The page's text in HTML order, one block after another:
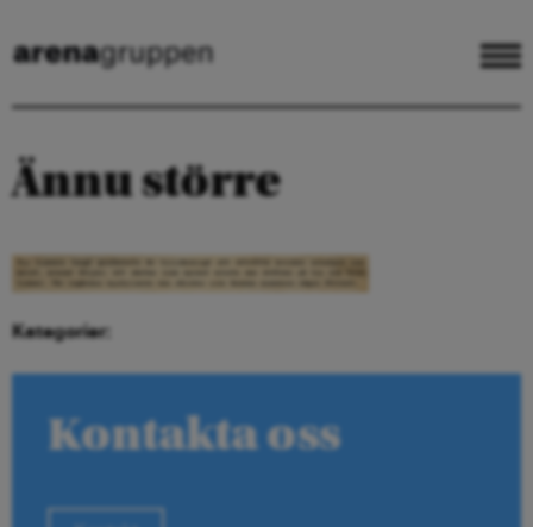
Ännu större
Kategorier:
Kontakta oss